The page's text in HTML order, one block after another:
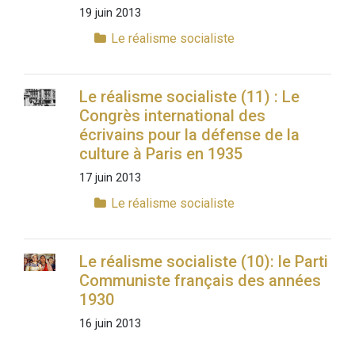
19 juin 2013
Le réalisme socialiste
Le réalisme socialiste (11) : Le
Congrès international des
écrivains pour la défense de la
culture à Paris en 1935
17 juin 2013
Le réalisme socialiste
Le réalisme socialiste (10): le Parti
Communiste français des années
1930
16 juin 2013